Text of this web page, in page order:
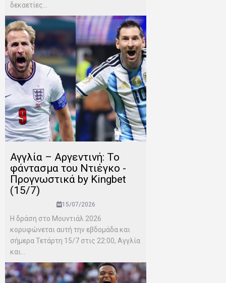
δεκαετίες...
Αγγλία – Αργεντινή: Το
φάντασμα του Ντιέγκο -
Προγνωστικά by Kingbet
(15/7)
15/07/2026
Η δράση στο Μουντιάλ 2026
κορυφώνεται αυτή την εβδομάδα και
σήμερα Τετάρτη 15/7 στις 22:00, Αγγλία
και...